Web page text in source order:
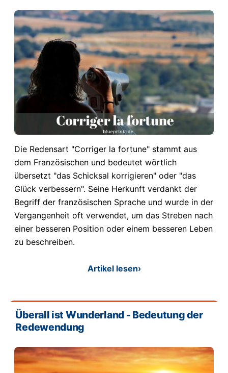
Die Redensart "Corriger la fortune" stammt aus
dem Französischen und bedeutet wörtlich
übersetzt "das Schicksal korrigieren" oder "das
Glück verbessern". Seine Herkunft verdankt der
Begriff der französischen Sprache und wurde in der
Vergangenheit oft verwendet, um das Streben nach
einer besseren Position oder einem besseren Leben
zu beschreiben.
Artikel lesen›
Überall ist Wunderland - Bedeutung der
Redewendung